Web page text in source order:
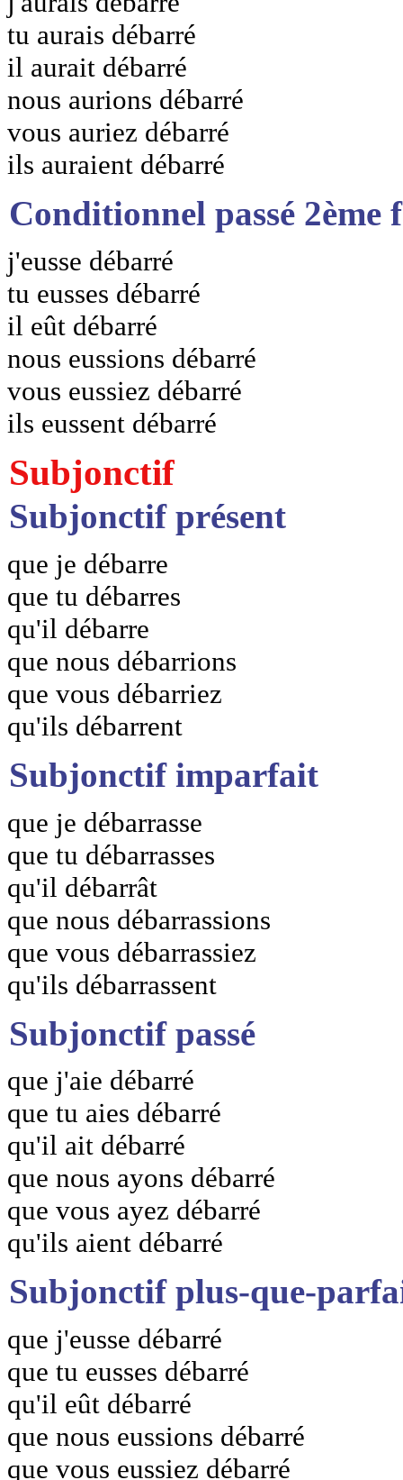
tu aurais débarré
il aurait débarré
nous aurions débarré
vous auriez débarré
ils auraient débarré
Conditionnel passé 2ème
j'eusse débarré
tu eusses débarré
il eût débarré
nous eussions débarré
vous eussiez débarré
ils eussent débarré
Subjonctif
Subjonctif présent
que je débarre
que tu débarres
qu'il débarre
que nous débarrions
que vous débarriez
qu'ils débarrent
Subjonctif imparfait
que je débarrasse
que tu débarrasses
qu'il débarrât
que nous débarrassions
que vous débarrassiez
qu'ils débarrassent
Subjonctif passé
que j'aie débarré
que tu aies débarré
qu'il ait débarré
que nous ayons débarré
que vous ayez débarré
qu'ils aient débarré
Subjonctif plus-que-
que j'eusse débarré
que tu eusses débarré
qu'il eût débarré
que nous eussions débarré
que vous eussiez débarré